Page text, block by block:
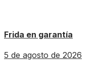
Frida en garantía
5 de agosto de 2026